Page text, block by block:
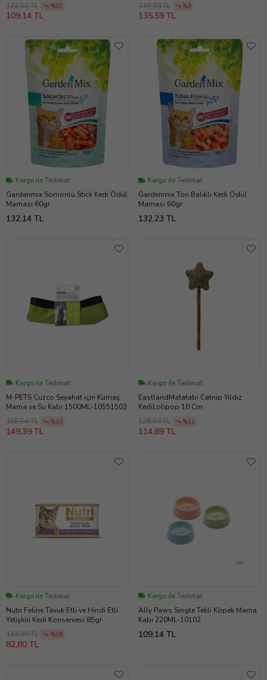
172,50 TL
%37
109,14 TL
149,39 TL
%9
135,59 TL
Kargo ile Teslimat
Gardenmix Somonlu Stick Kedi Ödül
Maması 60gr
132,14 TL
Kargo ile Teslimat
Gardenmix Ton Balıklı Kedi Ödül
Maması 60gr
132,23 TL
Kargo ile Teslimat
M-PETS Cuzco Seyahat için Kumaş
Mama ve Su Kabı 1500ML-10551503
166,64 TL
%10
149,39 TL
Kargo ile Teslimat
EastlandMatatabi Catnip Yıldız
KediLolipop 10 Cm
128,69 TL
%11
114,89 TL
Kargo ile Teslimat
Nutri Feline Tavuk Etli ve Hindi Etli
Yetişkin Kedi Konservesi 85gr
114,89 TL
%28
82,80 TL
Kargo ile Teslimat
Ally Paws Single Tekli Köpek Mama
Kabı 220ML-10102
109,14 TL